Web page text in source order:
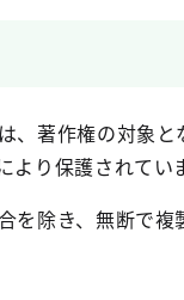
著作権の対象
より保護されてい
を除き、無断で